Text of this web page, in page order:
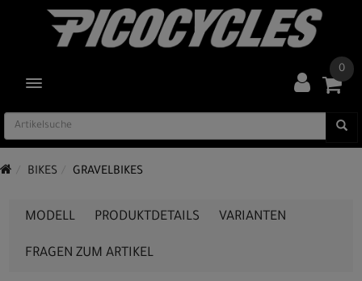
TOGGLE NAVIGATION
0
BIKES GRAVELBIKES
MODELL PRODUKTDETAILS VARIANTEN
FRAGEN ZUM ARTIKEL